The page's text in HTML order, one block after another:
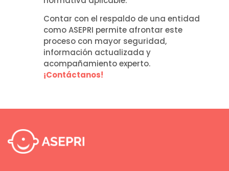
Contar con el respaldo de una entidad
como ASEPRI permite afrontar este
proceso con mayor seguridad,
información actualizada y
acompañamiento experto.
¡Contáctanos!